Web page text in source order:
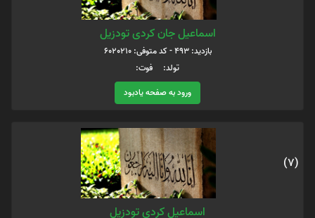
اسماعیل جان کردی تودزیل
بازدید: 493 - کد متوفی: 6020210
تولد: فوت:
ورود به صفحه یادبود
(7)
اسماعیل کردی تودزیل